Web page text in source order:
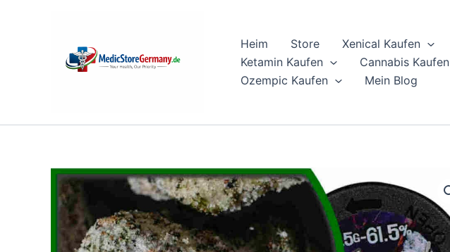
Heim Store Xenical Kaufen
Ketamin Kaufen
Cannabis Kaufen
Ozempic Kaufen
Mein Blog